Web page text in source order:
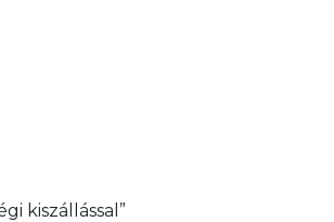
kiszállással”